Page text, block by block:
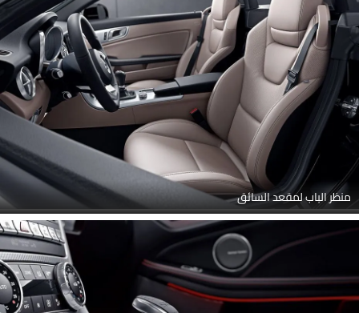
منظر الباب لمقعد السائق